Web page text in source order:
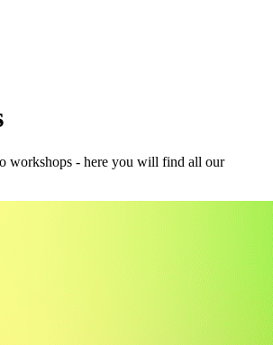
workshops - here you will find all our